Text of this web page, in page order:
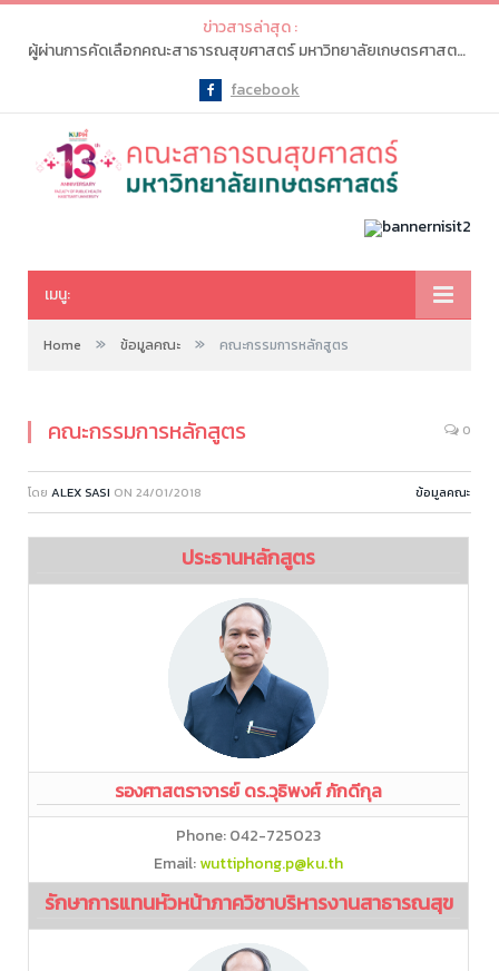
ข่าวสารล่าสุด :
ผู้ผ่านการคัดเลือกคณะสาธารณสุขศาสตร์ มหาวิทยาลัยเกษตรศาสตร์ จะต้องเข้าไปทำรายการ “ยืนยันสิทธิ์” ในระบบ myTCAS (ครั้งที่ 1) ในวันที่ 20-21 พ.ค. 2569
Facebook
facebook
เมนู:
Home » ข้อมูลคณะ » คณะกรรมการหลักสูตร
คณะกรรมการหลักสูตร 0
โดย ALEX SASI ON 24/01/2018 ข้อมูลคณะ
ประธานหลักสูตร
รองศาสตราจารย์ ดร.วุธิพงศ์ ภักดีกุล
Phone: 042-725023
Email:wuttiphong.p@ku.th
รักษาการแทนหัวหน้าภาควิชาบริหารงานสาธารณสุข